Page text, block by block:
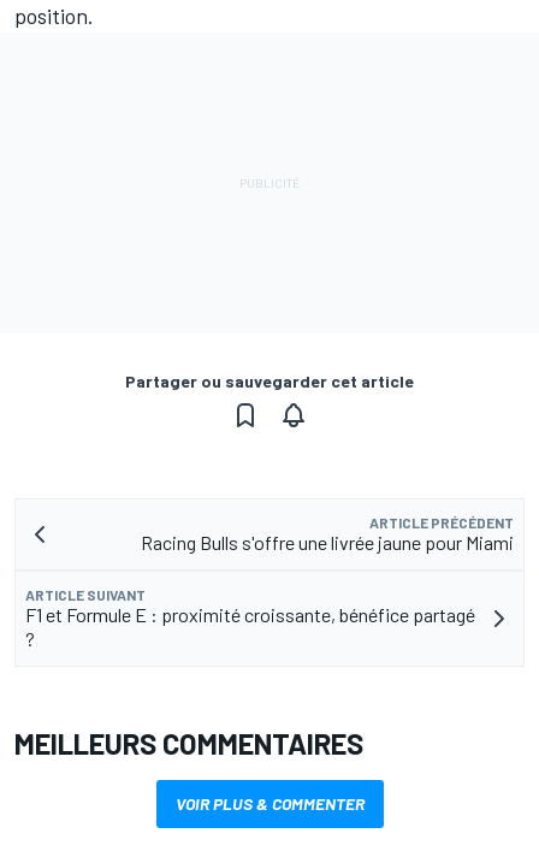
position.
Partager ou sauvegarder cet article
ARTICLE PRÉCÉDENT
Racing Bulls s'offre une livrée jaune pour Miami
ARTICLE SUIVANT
F1 et Formule E : proximité croissante, bénéfice partagé
?
MEILLEURS COMMENTAIRES
VOIR PLUS & COMMENTER